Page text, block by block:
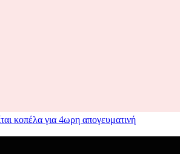
κοπέλα για 4ωρη απογευματινή